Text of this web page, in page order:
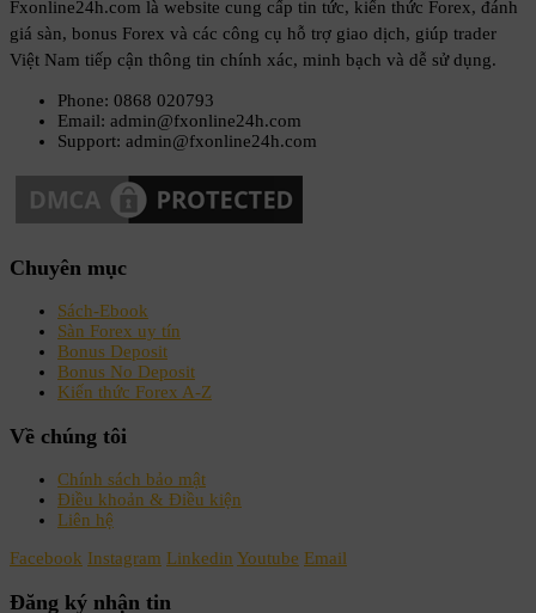
【08】Forex tạo ra lợi nhuận bằng
cách nào?
Forex A-Z
【09】Vì sao phần lớn trader thua lỗ?
Forex A-Z
Forex
Forex A-Z
Fxonline24h.com là website cung cấp tin tức, kiến thức Forex, đánh
giá sàn, bonus Forex và các công cụ hỗ trợ giao dịch, giúp trader
Việt Nam tiếp cận thông tin chính xác, minh bạch và dễ sử dụng.
Phone: 0868 020793
Email: admin@fxonline24h.com
Support: admin@fxonline24h.com
Chuyên mục
Sách-Ebook
Sàn Forex uy tín
Bonus Deposit
Bonus No Deposit
Kiến thức Forex A-Z
Về chúng tôi
Chính sách bảo mật
Điều khoản & Điều kiện
Liên hệ
Facebook Instagram Linkedin Youtube Email
Đăng ký nhận tin